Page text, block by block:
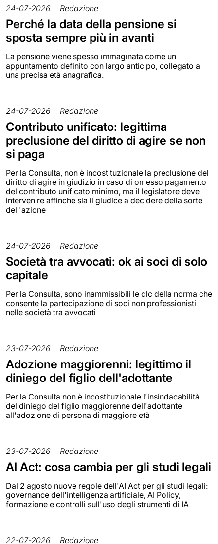
24-07-2026 Redazione
Perché la data della pensione si
sposta sempre più in avanti
La pensione viene spesso immaginata come un
appuntamento definito con largo anticipo, collegato a
una precisa età anagrafica.
24-07-2026 Redazione
Contributo unificato: legittima
preclusione del diritto di agire se non
si paga
Per la Consulta, non è incostituzionale la preclusione del
diritto di agire in giudizio in caso di omesso pagamento
del contributo unificato minimo, ma il legislatore deve
intervenire affinchè sia il giudice a decidere della sorte
dell'azione
24-07-2026 Redazione
Società tra avvocati: ok ai soci di solo
capitale
Per la Consulta, sono inammissibili le qlc della norma che
consente la partecipazione di soci non professionisti
nelle società tra avvocati
23-07-2026 Redazione
Adozione maggiorenni: legittimo il
diniego del figlio dell'adottante
Per la Consulta non è incostituzionale l'insindacabilità
del diniego del figlio maggiorenne dell'adottante
all'adozione di persona di maggiore età
23-07-2026 Redazione
AI Act: cosa cambia per gli studi legali
Dal 2 agosto nuove regole dell'AI Act per gli studi legali:
governance dell'intelligenza artificiale, AI Policy,
formazione e controlli sull'uso degli strumenti di IA
22-07-2026 Redazione